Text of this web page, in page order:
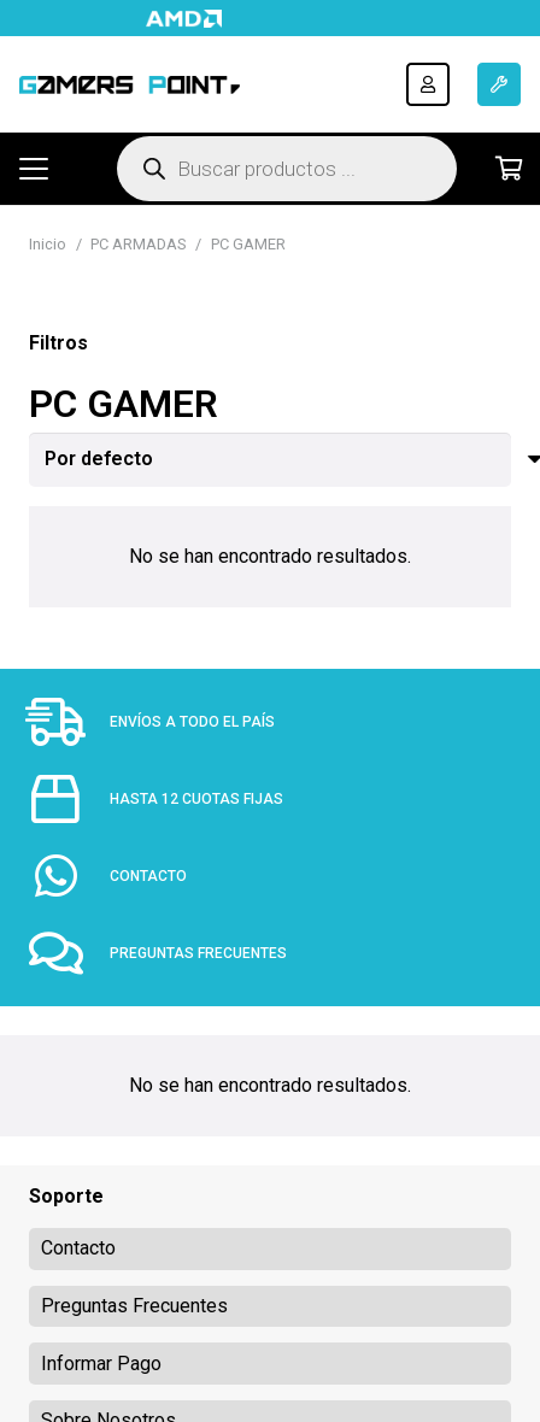
Búsqueda
de
productos
Inicio / PC ARMADAS / PC GAMER
Filtros
PC GAMER
No se han encontrado resultados.
ENVÍOS A TODO EL PAÍS
HASTA 12 CUOTAS FIJAS
CONTACTO
PREGUNTAS FRECUENTES
No se han encontrado resultados.
Soporte
Contacto
Preguntas Frecuentes
Informar Pago